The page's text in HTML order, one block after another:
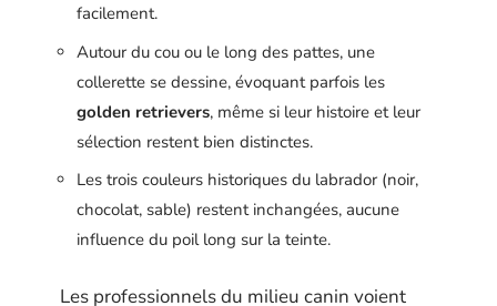
facilement.
Autour du cou ou le long des pattes, une
collerette se dessine, évoquant parfois les
golden retrievers, même si leur histoire et leur
sélection restent bien distinctes.
Les trois couleurs historiques du labrador (noir,
chocolat, sable) restent inchangées, aucune
influence du poil long sur la teinte.
Les professionnels du milieu canin voient